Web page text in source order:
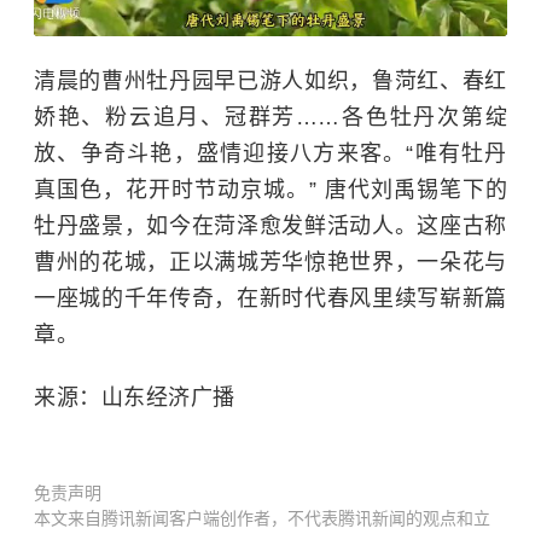
清晨的曹州牡丹园早已游人如织，鲁菏红、春红
娇艳、粉云追月、冠群芳……各色牡丹次第绽
放、争奇斗艳，盛情迎接八方来客。“唯有牡丹
真国色，花开时节动京城。” 唐代刘禹锡笔下的
牡丹盛景，如今在菏泽愈发鲜活动人。这座古称
曹州的花城，正以满城芳华惊艳世界，一朵花与
一座城的千年传奇，在新时代春风里续写崭新篇
章。
来源：山东经济广播
免责声明
本文来自腾讯新闻客户端创作者，不代表腾讯新闻的观点和立